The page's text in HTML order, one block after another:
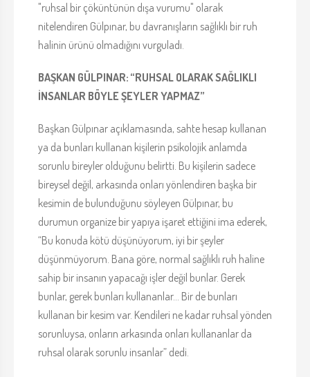
"ruhsal bir çöküntünün dışa vurumu" olarak
nitelendiren Gülpınar, bu davranışların sağlıklı bir ruh
halinin ürünü olmadığını vurguladı.
BAŞKAN GÜLPINAR: “RUHSAL OLARAK SAĞLIKLI
İNSANLAR BÖYLE ŞEYLER YAPMAZ”
Başkan Gülpınar açıklamasında, sahte hesap kullanan
ya da bunları kullanan kişilerin psikolojik anlamda
sorunlu bireyler olduğunu belirtti. Bu kişilerin sadece
bireysel değil, arkasında onları yönlendiren başka bir
kesimin de bulunduğunu söyleyen Gülpınar, bu
durumun organize bir yapıya işaret ettiğini ima ederek,
“Bu konuda kötü düşünüyorum, iyi bir şeyler
düşünmüyorum. Bana göre, normal sağlıklı ruh haline
sahip bir insanın yapacağı işler değil bunlar. Gerek
bunlar, gerek bunları kullananlar... Bir de bunları
kullanan bir kesim var. Kendileri ne kadar ruhsal yönden
sorunluysa, onların arkasında onları kullananlar da
ruhsal olarak sorunlu insanlar” dedi.